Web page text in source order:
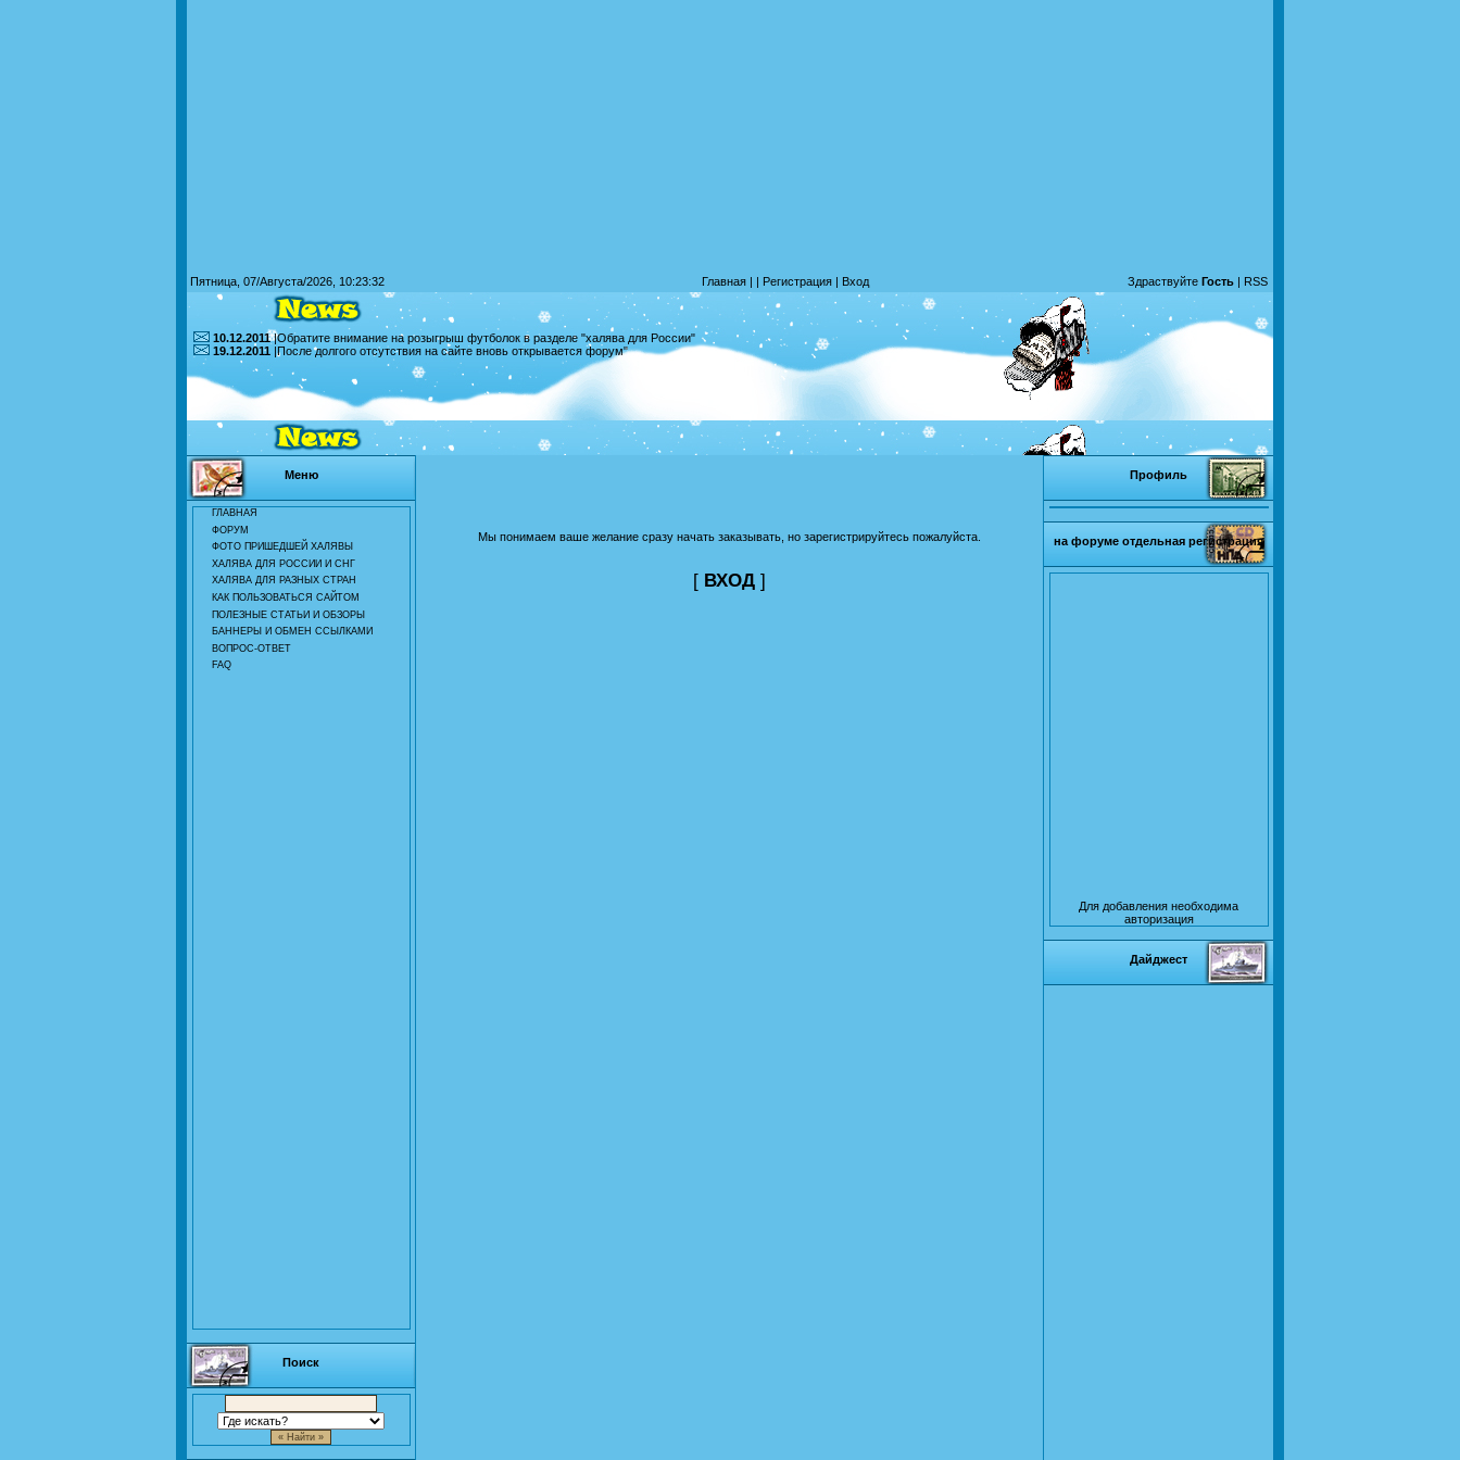
Пятница, 07/Августа/2026, 10:23:32 Главная | | Регистрация | Вход Здраствуйте Гость | RSS
10.12.2011|Обратите внимание на розыгрыш футболок в разделе "халява для России"
19.12.2011 |После долгого отсутствия на сайте вновь открывается форум"
Меню
ГЛАВНАЯ
ФОРУМ
ФОТО ПРИШЕДШЕЙ ХАЛЯВЫ
ХАЛЯВА ДЛЯ РОССИИ И СНГ
ХАЛЯВА ДЛЯ РАЗНЫХ СТРАН
КАК ПОЛЬЗОВАТЬСЯ САЙТОМ
ПОЛЕЗНЫЕ СТАТЬИ И ОБЗОРЫ
БАННЕРЫ И ОБМЕН ССЫЛКАМИ
ВОПРОС-ОТВЕТ
FAQ
Поиск
Мы понимаем ваше желание сразу начать заказывать, но зарегистрируйтесь пожалуйста.
[ ВХОД ]
Профиль
на форуме отдельная регистрация
Для добавления необходима
авторизация
Дайджест